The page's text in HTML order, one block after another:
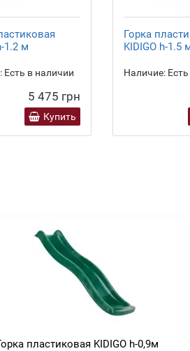
1.2 м
Есть в наличии
5 475 грн
Купить
Горка
KIDIGO h-1.5
Наличие:
пластиковая KIDIGO h-0,9м